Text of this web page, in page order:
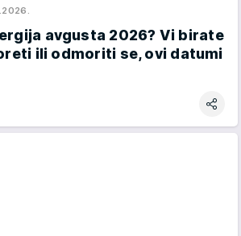
avgusta 2026? Vi birate
ili odmoriti se, ovi datumi